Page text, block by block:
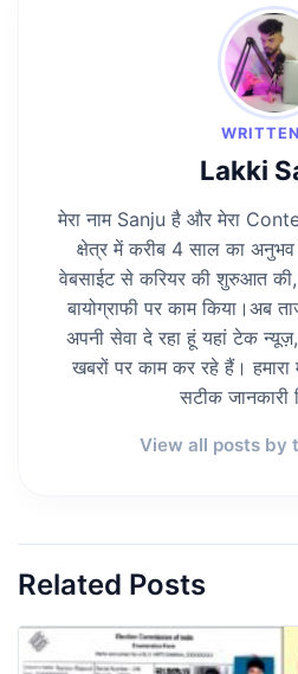
Lakki
मेरा नाम Sanju है और मेरा
क्षेत्र में करीब 4 साल का अनुभव
वेबसाईट से करियर की शुरुआत
बायोग्राफी पर काम किया।अब
अपनी सेवा दे रहा हूं यहां टेक
खबरों पर काम कर रहे हैं।
सटीक
View all posts by
Related Posts